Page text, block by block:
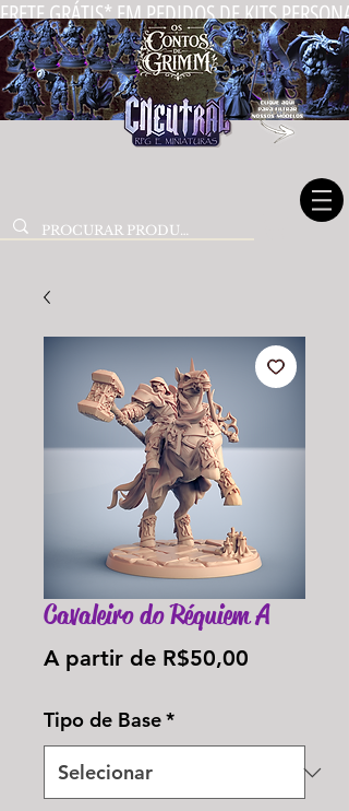
FRETE GRÁTIS* EM PEDIDOS DE KITS
Cavaleiro do Réquiem A
A partir de R$50,00
Tipo de Base*